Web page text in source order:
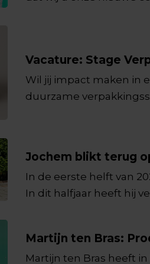
Vacature: Stage
Wil jij impact maken in
duurzame
Jochem blikt terug
In de eerste helft van
In dit halfjaar heeft hij
Martijn ten Bras:
Martijn ten Bras heeft